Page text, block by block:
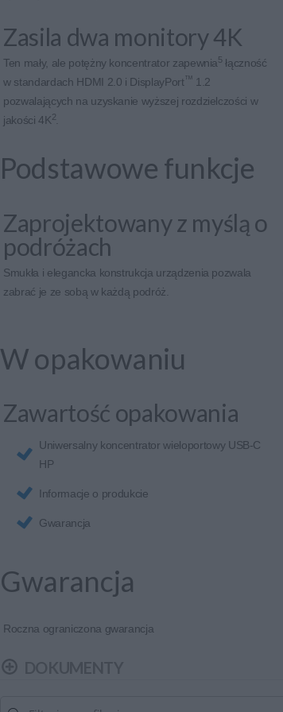
Zasila dwa monitory 4K
Ten mały, ale potężny koncentrator zapewnia5 łączność
w standardach HDMI 2.0 i DisplayPort ™ 1.2
pozwalających na uzyskanie wyższej rozdzielczości w
jakości 4K2
Podstawowe funkcje
Zaprojektowany z myślą o
podróżach
Smukła i elegancka konstrukcja urządzenia pozwala
zabrać je ze sobą w każdą podróż.
W opakowaniu
Zawartość opakowania
Uniwersalny koncentrator wieloportowy USB-C
HP
Informacje o produkcie
Gwarancja
Gwarancja
Roczna ograniczona gwarancja